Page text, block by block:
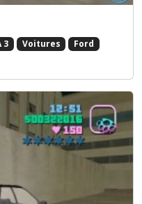
3 Voitures
Ford